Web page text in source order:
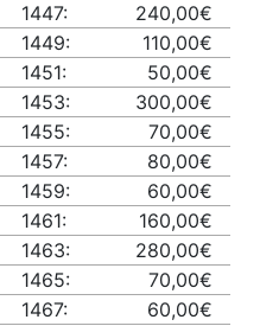
1447:
240,00€
1449:
110,00€
1451:
50,00€
1453:
300,00€
1455:
70,00€
1457:
80,00€
1459:
60,00€
1461:
160,00€
1463:
280,00€
1465:
70,00€
1467:
60,00€